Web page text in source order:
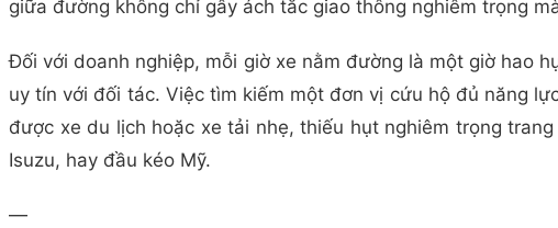
giữa đường không chỉ gây ách tắc giao thông nghiêm trọng
Đối với doanh nghiệp, mỗi giờ xe nằm đường là một giờ hao
uy tín với đối tác. Việc tìm kiếm một đơn vị cứu hộ đủ năng
được xe du lịch hoặc xe tải nhẹ, thiếu hụt nghiêm trọng
Isuzu, hay đầu kéo Mỹ.
—